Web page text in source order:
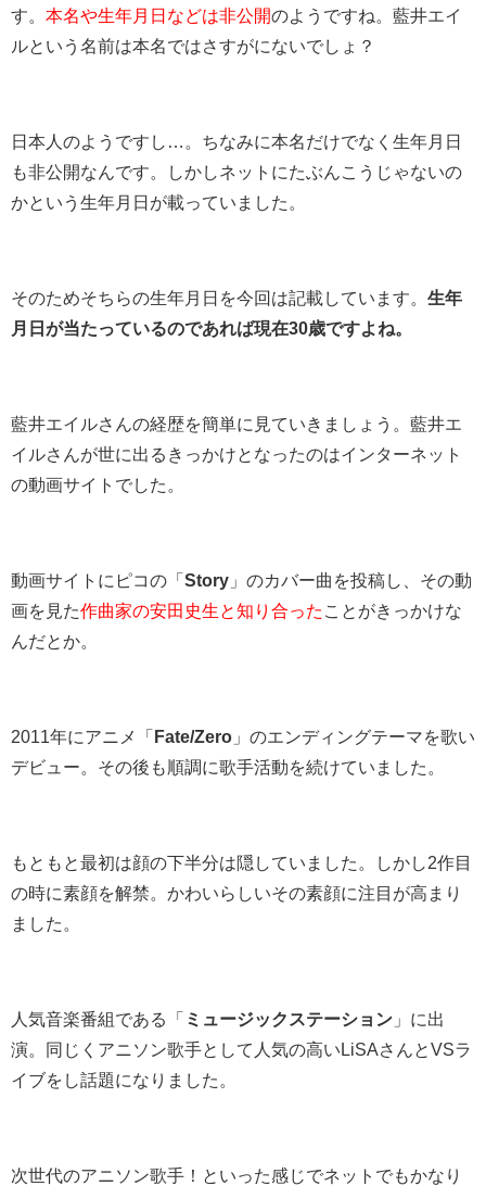
す。 本名や生年月日などは非公開のようですね。藍井エイ
ルという名前は本名ではさすがにないでしょ？
日本人のようですし…。ちなみに本名だけでなく生年月日
も非公開なんです。しかしネットにたぶんこうじゃないの
かという生年月日が載っていました。
そのためそちらの生年月日を今回は記載しています。 生年
月日が当たっているのであれば現在30歳ですよね。
藍井エイルさんの経歴を簡単に見ていきましょう。藍井エ
イルさんが世に出るきっかけとなったのはインターネット
の動画サイトでした。
動画サイトにピコの「 Story 」のカバー曲を投稿し、その動
画を見た作曲家の安田史生と知り合った ことがきっかけな
んだとか。
2011年にアニメ「 Fate/Zero 」のエンディングテーマを歌い
デビュー。その後も順調に歌手活動を続けていました。
もともと最初は顔の下半分は隠していました。しかし2作目
の時に素顔を解禁。かわいらしいその素顔に注目が高まり
ました。
人気音楽番組である「 ミュージックステーション 」に出
演。同じくアニソン歌手として人気の高いLiSAさんとVSラ
イブをし話題になりました。
次世代のアニソン歌手！といった感じでネットでもかなり